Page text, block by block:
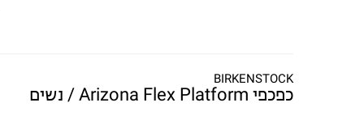
BIRKENSTOCK
כפכפי Arizona Flex Platform / נשים